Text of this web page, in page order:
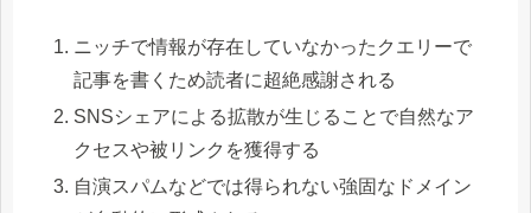
ニッチで情報が存在していなかったクエリーで
記事を書くため読者に超絶感謝される
SNSシェアによる拡散が生じることで自然なア
クセスや被リンクを獲得する
自演スパムなどでは得られない強固なドメイン